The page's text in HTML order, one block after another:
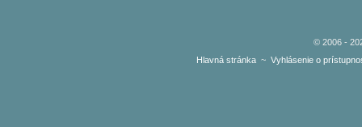
© 2006 -
Hlavná stránka~ Vyhlásenie o